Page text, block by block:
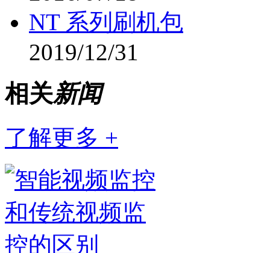
NT 系列刷机包
2019/12/31
相关新闻
了解更多 +